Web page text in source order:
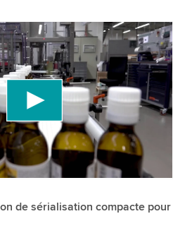
to load the YouTube
service to embed video
data about your activity.
details and accept the service
More information
de sérialisation compacte pour